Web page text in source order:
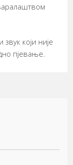
који није
пјевање.